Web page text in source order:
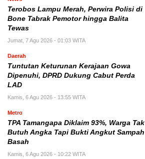
Terobos Lampu Merah, Perwira Polisi di
Bone Tabrak Pemotor hingga Balita
Tewas
Jumat, 7 Agu 2026 - 01:03 WITA
Daerah
Tuntutan Keturunan Kerajaan Gowa
Dipenuhi, DPRD Dukung Cabut Perda
LAD
Kamis, 6 Agu 2026 - 13:55 WITA
Metro
TPA Tamangapa Diklaim 93%, Warga Tak
Butuh Angka Tapi Bukti Angkut Sampah
Basah
Kamis, 6 Agu 2026 - 10:22 WITA